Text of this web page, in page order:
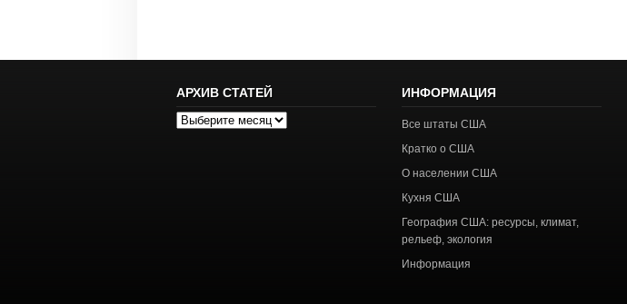
АРХИВ СТАТЕЙ
Архив
ИНФОРМАЦИЯ
Все штаты США
Кратко о США
О населении США
Кухня США
География США: ресурсы, климат,
рельеф, экология
Информация